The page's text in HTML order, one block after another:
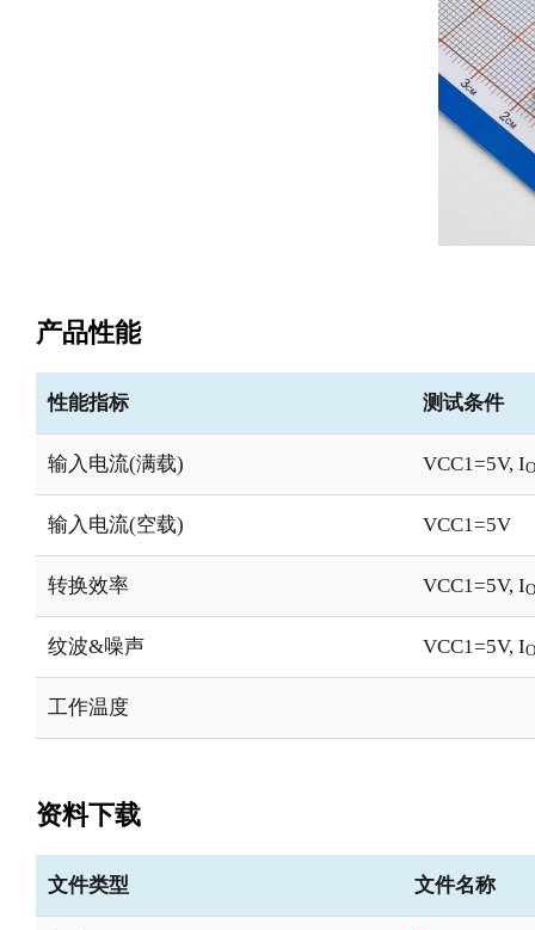
产品性能
性能指标 测试条件
输入电流(满载) VCC1=5V, IO
输入电流(空载) VCC1=5V
转换效率 VCC1=5V, IO
纹波&噪声 VCC1=5V, IO
工作温度
资料下载
文件类型 文件名称